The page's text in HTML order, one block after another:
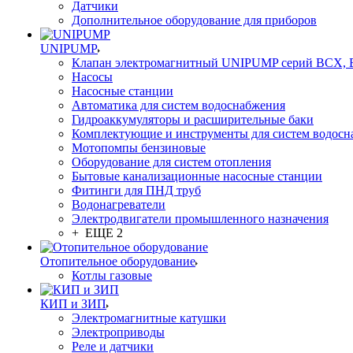
Датчики
Дополнительное оборудование для приборов
UNIPUMP
Клапан электромагнитный UNIPUMP серий BCX,
Насосы
Насосные станции
Автоматика для систем водоснабжения
Гидроаккумуляторы и расширительные баки
Комплектующие и инструменты для систем
Мотопомпы бензиновые
Оборудование для систем отопления
Бытовые канализационные насосные станции
Фитинги для ПНД труб
Водонагреватели
Электродвигатели промышленного назначения
+ ЕЩЕ 2
Отопительное оборудование
Котлы газовые
КИП и ЗИП
Электромагнитные катушки
Электроприводы
Реле и датчики